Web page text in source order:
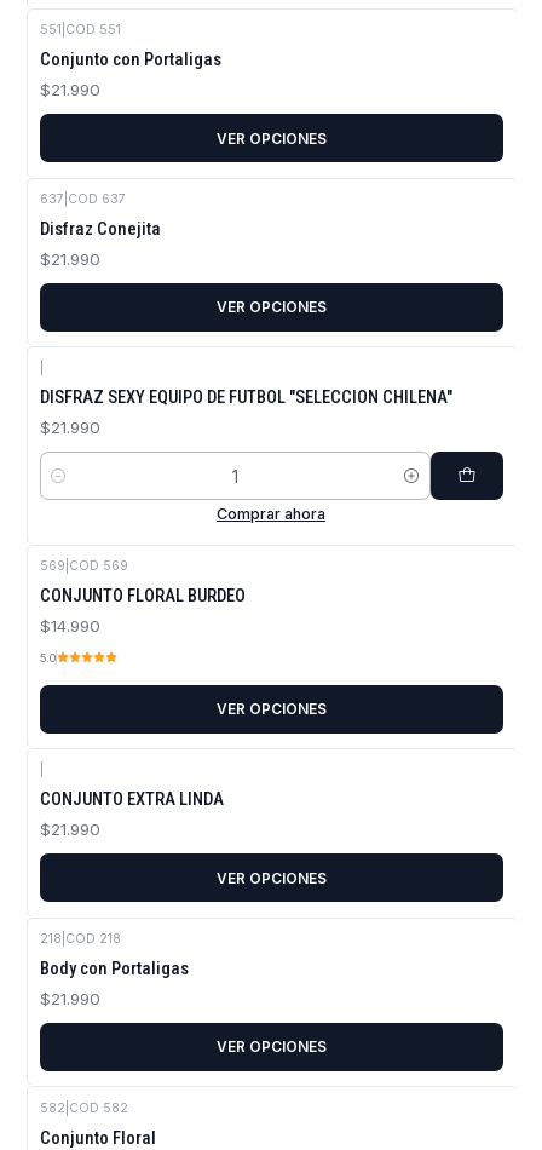
551 COD 551
Conjunto con Portaligas
$21.990
VER OPCIONES
637 COD 637
Disfraz Conejita
$21.990
VER OPCIONES
DISFRAZ SEXY EQUIPO DE FUTBOL "SELECCION CHILENA"
$21.990
Cantidad
Comprar ahora
569 COD 569
CONJUNTO FLORAL BURDEO
$14.990
5.0
VER OPCIONES
CONJUNTO EXTRA LINDA
$21.990
VER OPCIONES
218 COD 218
Body con Portaligas
$21.990
VER OPCIONES
582 COD 582
Conjunto Floral